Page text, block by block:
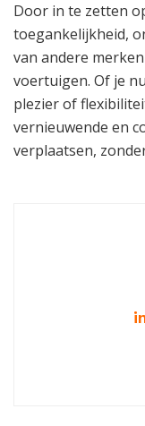
Door in te zetten
toegankelijkheid,
van andere
voertuigen. Of je
plezier of
vernieuwende en
verplaatsen,